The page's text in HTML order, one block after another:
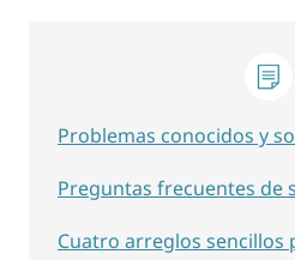
Problemas conocidos y
Preguntas frecuentes de
Cuatro arreglos sencillos